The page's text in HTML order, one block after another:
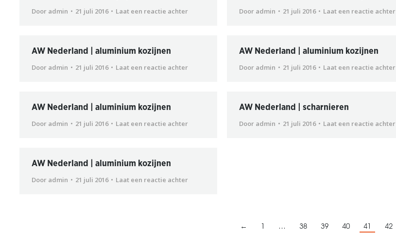
Door admin 21 juli 2016 Laat een reactie achter
Door admin 21 juli 2016 Laat een reactie achter
AW Nederland | aluminium kozijnen
Door admin 21 juli 2016 Laat een reactie achter
AW Nederland | aluminium kozijnen
Door admin 21 juli 2016 Laat een reactie achter
AW Nederland | aluminium kozijnen
Door admin 21 juli 2016 Laat een reactie achter
AW Nederland | scharnieren
Door admin 21 juli 2016 Laat een reactie achter
AW Nederland | aluminium kozijnen
Door admin 21 juli 2016 Laat een reactie achter
38 39 40 41 42